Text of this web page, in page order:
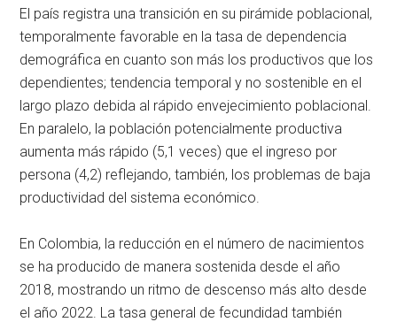
El país registra una transición en su pirámide poblacional,
temporalmente favorable en la tasa de dependencia
demográfica en cuanto son más los productivos que los
dependientes; tendencia temporal y no sostenible en el
largo plazo debida al rápido envejecimiento poblacional.
En paralelo, la población potencialmente productiva
aumenta más rápido (5,1 veces) que el ingreso por
persona (4,2) reflejando, también, los problemas de baja
productividad del sistema económico.
En Colombia, la reducción en el número de nacimientos
se ha producido de manera sostenida desde el año
2018, mostrando un ritmo de descenso más alto desde
el año 2022. La tasa general de fecundidad también